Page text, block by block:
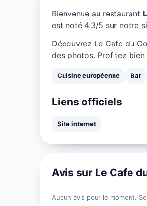
Bienvenue au restaurant
est noté 4.3/5 sur notre
Découvrez Le Cafe du
des photos. Profitez
Cuisine européenne Bar
Liens officiels
Site internet
Avis sur Le Cafe
Aucun avis pour le moment.